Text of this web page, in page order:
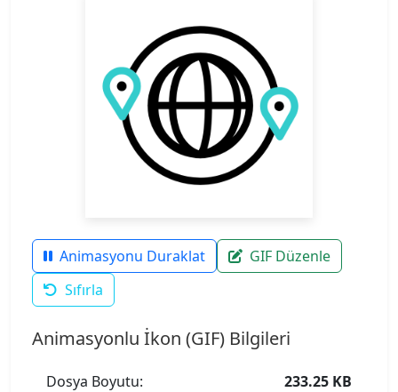
Animasyonu Duraklat
GIF Düzenle
Sıfırla
Animasyonlu İkon (GIF) Bilgileri
Dosya Boyutu:
233.25 KB